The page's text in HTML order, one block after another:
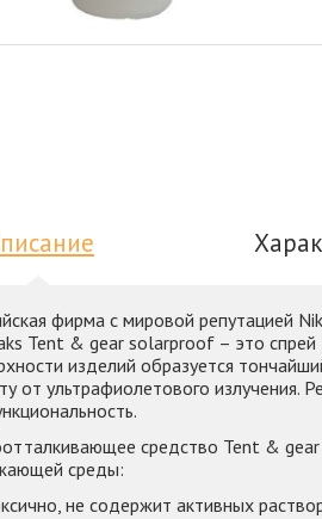
фирма с мировой репутацией
Tent & gear solarproof – это спрей
изделий образуется
от ультрафиолетового излучения.
средство Tent & gear
среды:
не содержит активных